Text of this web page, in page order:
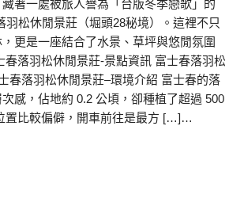
著一處被旅人譽為「台版冬季戀歌」的
羽松休閒景莊（堀頭28秘境）。這裡不只
更是一座結合了水景、草坪與悠閒氛圍
春落羽松休閒景莊-景點資訊 富士春落羽松
春落羽松休閒景莊–環境介紹 富士春的落
感，佔地約 0.2 公頃，卻種植了超過 500
置比較偏僻，開車前往是最方 […]…